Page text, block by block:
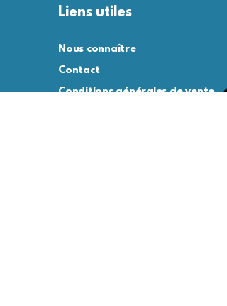
Liens utiles
Nous connaître
Contact
Conditions générales de vente